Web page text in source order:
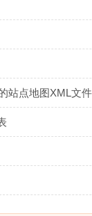
站点地图XML文